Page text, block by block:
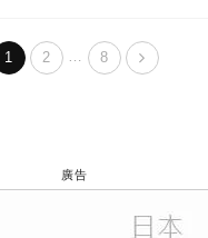
1 2 … 8
廣告